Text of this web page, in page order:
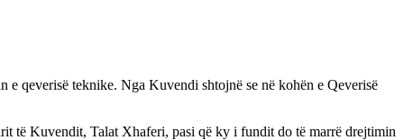
qeverisë teknike. Nga Kuvendi shtojnë se në kohën e Qeverisë
të Kuvendit, Talat Xhaferi, pasi që ky i fundit do të marrë drejtimin